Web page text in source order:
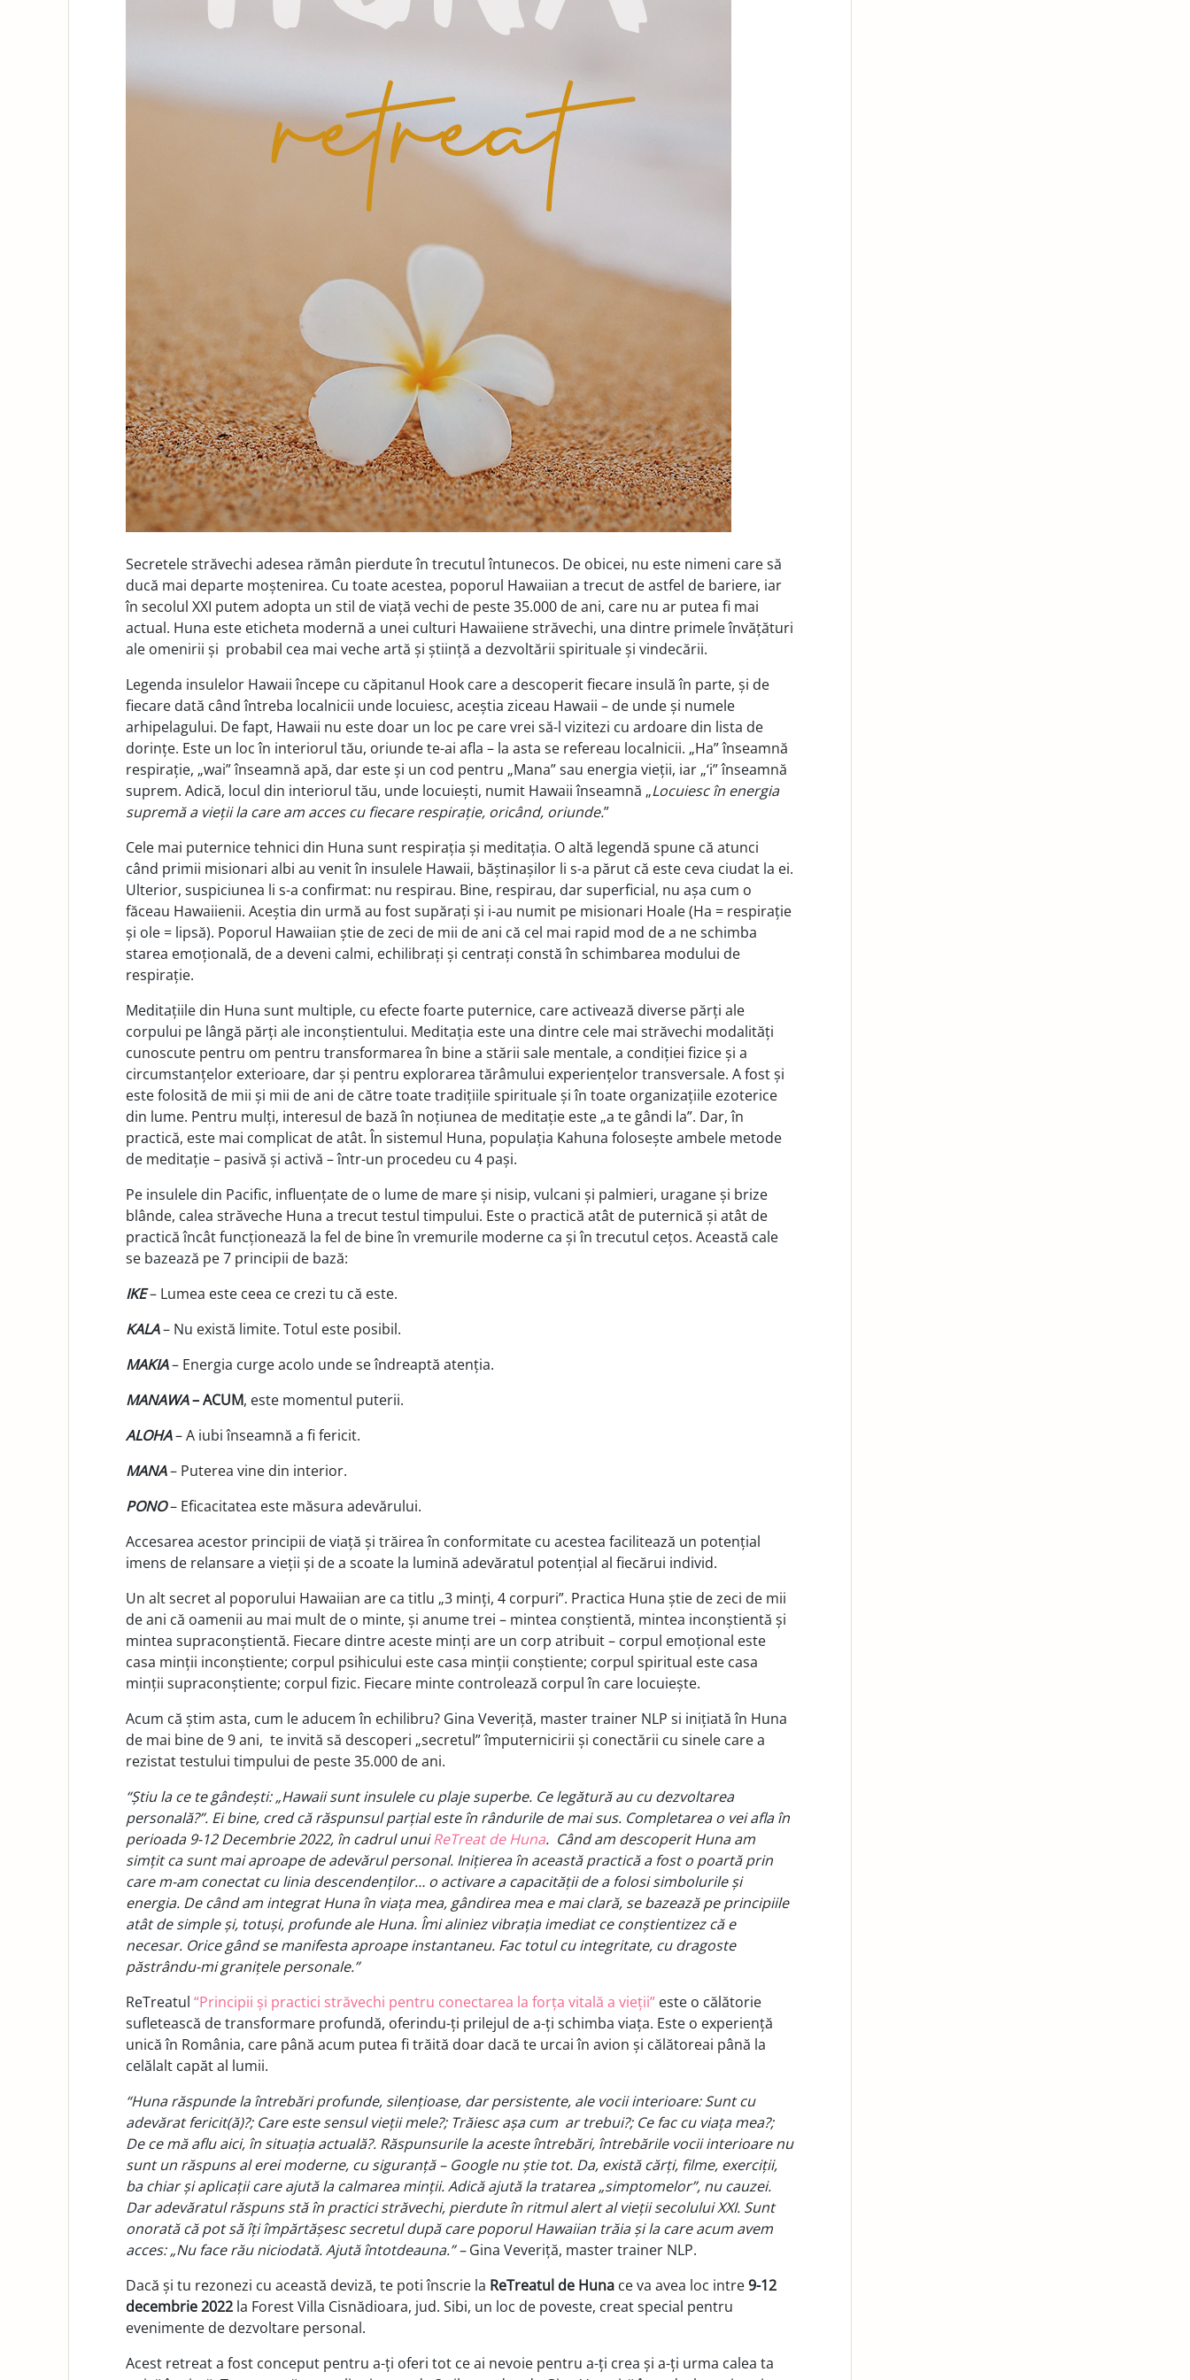
Secretele străvechi adesea rămân pierdute în trecutul întunecos. De obicei, nu este nimeni care să
ducă mai departe moștenirea. Cu toate acestea, poporul Hawaiian a trecut de astfel de bariere, iar
în secolul XXI putem adopta un stil de viață vechi de peste 35.000 de ani, care nu ar putea fi mai
actual. Huna este eticheta modernă a unei culturi Hawaiiene străvechi, una dintre primele învățături
ale omenirii și probabil cea mai veche artă și știință a dezvoltării spirituale și vindecării.
Legenda insulelor Hawaii începe cu căpitanul Hook care a descoperit fiecare insulă în parte, și de
fiecare dată când întreba localnicii unde locuiesc, aceștia ziceau Hawaii – de unde și numele
arhipelagului. De fapt, Hawaii nu este doar un loc pe care vrei să-l vizitezi cu ardoare din lista de
dorințe. Este un loc în interiorul tău, oriunde te-ai afla – la asta se refereau localnicii. „Ha” înseamnă
respirație, „wai” înseamnă apă, dar este și un cod pentru „Mana” sau energia vieții, iar „‘i” înseamnă
suprem. Adică, locul din interiorul tău, unde locuiești, numit Hawaii înseamnă „Locuiesc în energia
supremă a vieții la care am acces cu fiecare respirație, oricând, oriunde.”
Cele mai puternice tehnici din Huna sunt respirația și meditația. O altă legendă spune că atunci
când primii misionari albi au venit în insulele Hawaii, băștinașilor li s-a părut că este ceva ciudat la ei.
Ulterior, suspiciunea li s-a confirmat: nu respirau. Bine, respirau, dar superficial, nu așa cum o
făceau Hawaiienii. Aceștia din urmă au fost supărați și i-au numit pe misionari Hoale (Ha = respirație
și ole = lipsă). Poporul Hawaiian știe de zeci de mii de ani că cel mai rapid mod de a ne schimba
starea emoțională, de a deveni calmi, echilibrați și centrați constă în schimbarea modului de
respirație.
Meditațiile din Huna sunt multiple, cu efecte foarte puternice, care activează diverse părți ale
corpului pe lângă părți ale inconștientului. Meditația este una dintre cele mai străvechi modalități
cunoscute pentru om pentru transformarea în bine a stării sale mentale, a condiției fizice și a
circumstanțelor exterioare, dar și pentru explorarea tărâmului experiențelor transversale. A fost și
este folosită de mii și mii de ani de către toate tradițiile spirituale și în toate organizațiile ezoterice
din lume. Pentru mulți, interesul de bază în noțiunea de meditație este „a te gândi la”. Dar, în
practică, este mai complicat de atât. În sistemul Huna, populația Kahuna folosește ambele metode
de meditație – pasivă și activă – într-un procedeu cu 4 pași.
Pe insulele din Pacific, influențate de o lume de mare și nisip, vulcani și palmieri, uragane și brize
blânde, calea străveche Huna a trecut testul timpului. Este o practică atât de puternică și atât de
practică încât funcționează la fel de bine în vremurile moderne ca și în trecutul cețos. Această cale
se bazează pe 7 principii de bază:
IKE– Lumea este ceea ce crezi tu că este.
KALA– Nu există limite. Totul este posibil.
MAKIA– Energia curge acolo unde se îndreaptă atenția.
MANAWA– ACUM, este momentul puterii.
ALOHA– A iubi înseamnă a fi fericit.
MANA– Puterea vine din interior.
PONO– Eficacitatea este măsura adevărului.
Accesarea acestor principii de viață și trăirea în conformitate cu acestea facilitează un potențial
imens de relansare a vieții și de a scoate la lumină adevăratul potențial al fiecărui individ.
Un alt secret al poporului Hawaiian are ca titlu „3 minți, 4 corpuri”. Practica Huna știe de zeci de mii
de ani că oamenii au mai mult de o minte, și anume trei – mintea conștientă, mintea inconștientă și
mintea supraconștientă. Fiecare dintre aceste minți are un corp atribuit – corpul emoțional este
casa minții inconștiente; corpul psihicului este casa minții conștiente; corpul spiritual este casa
minții supraconștiente; corpul fizic. Fiecare minte controlează corpul în care locuiește.
Acum că știm asta, cum le aducem în echilibru? Gina Veveriță, master trainer NLP si inițiată în Huna
de mai bine de 9 ani, te invită să descoperi „secretul” împuternicirii și conectării cu sinele care a
rezistat testului timpului de peste 35.000 de ani.
“Știu la ce te gândești: „Hawaii sunt insulele cu plaje superbe. Ce legătură au cu dezvoltarea
personală?”. Ei bine, cred că răspunsul parțial este în rândurile de mai sus. Completarea o vei afla în
perioada 9-12 Decembrie 2022, în cadrul unuiReTreat de Huna. Când am descoperit Huna am
simțit ca sunt mai aproape de adevărul personal. Inițierea în această practică a fost o poartă prin
care m-am conectat cu linia descendenților… o activare a capacității de a folosi simbolurile și
energia. De când am integrat Huna în viața mea, gândirea mea e mai clară, se bazează pe principiile
atât de simple și, totuși, profunde ale Huna. Îmi aliniez vibrația imediat ce conștientizez că e
necesar. Orice gând se manifesta aproape instantaneu. Fac totul cu integritate, cu dragoste
păstrându-mi granițele personale.”
ReTreatul “Principii și practici străvechi pentru conectarea la forța vitală a vieții” este o călătorie
sufletească de transformare profundă, oferindu-ți prilejul de a-ți schimba viața. Este o experiență
unică în România, care până acum putea fi trăită doar dacă te urcai în avion și călătoreai până la
celălalt capăt al lumii.
“Huna răspunde la întrebări profunde, silențioase, dar persistente, ale vocii interioare: Sunt cu
adevărat fericit(ă)?; Care este sensul vieții mele?; Trăiesc așa cum ar trebui?; Ce fac cu viața mea?;
De ce mă aflu aici, în situația actuală?. Răspunsurile la aceste întrebări, întrebările vocii interioare nu
sunt un răspuns al erei moderne, cu siguranță – Google nu știe tot. Da, există cărți, filme, exerciții,
ba chiar și aplicații care ajută la calmarea minții. Adică ajută la tratarea „simptomelor”, nu cauzei.
Dar adevăratul răspuns stă în practici străvechi, pierdute în ritmul alert al vieții secolului XXI. Sunt
onorată că pot să îți împărtășesc secretul după care poporul Hawaiian trăia și la care acum avem
acces: „Nu face rău niciodată. Ajută întotdeauna.” –Gina Veveriță, master trainer NLP.
Dacă și tu rezonezi cu această deviză, te poti înscrie la ReTreatul de Huna ce va avea loc intre9-12
decembrie 2022 la Forest Villa Cisnădioara, jud. Sibi, un loc de poveste, creat special pentru
evenimente de dezvoltare personal.
Acest retreat a fost conceput pentru a-ți oferi tot ce ai nevoie pentru a-ți crea și a-ți urma calea ta